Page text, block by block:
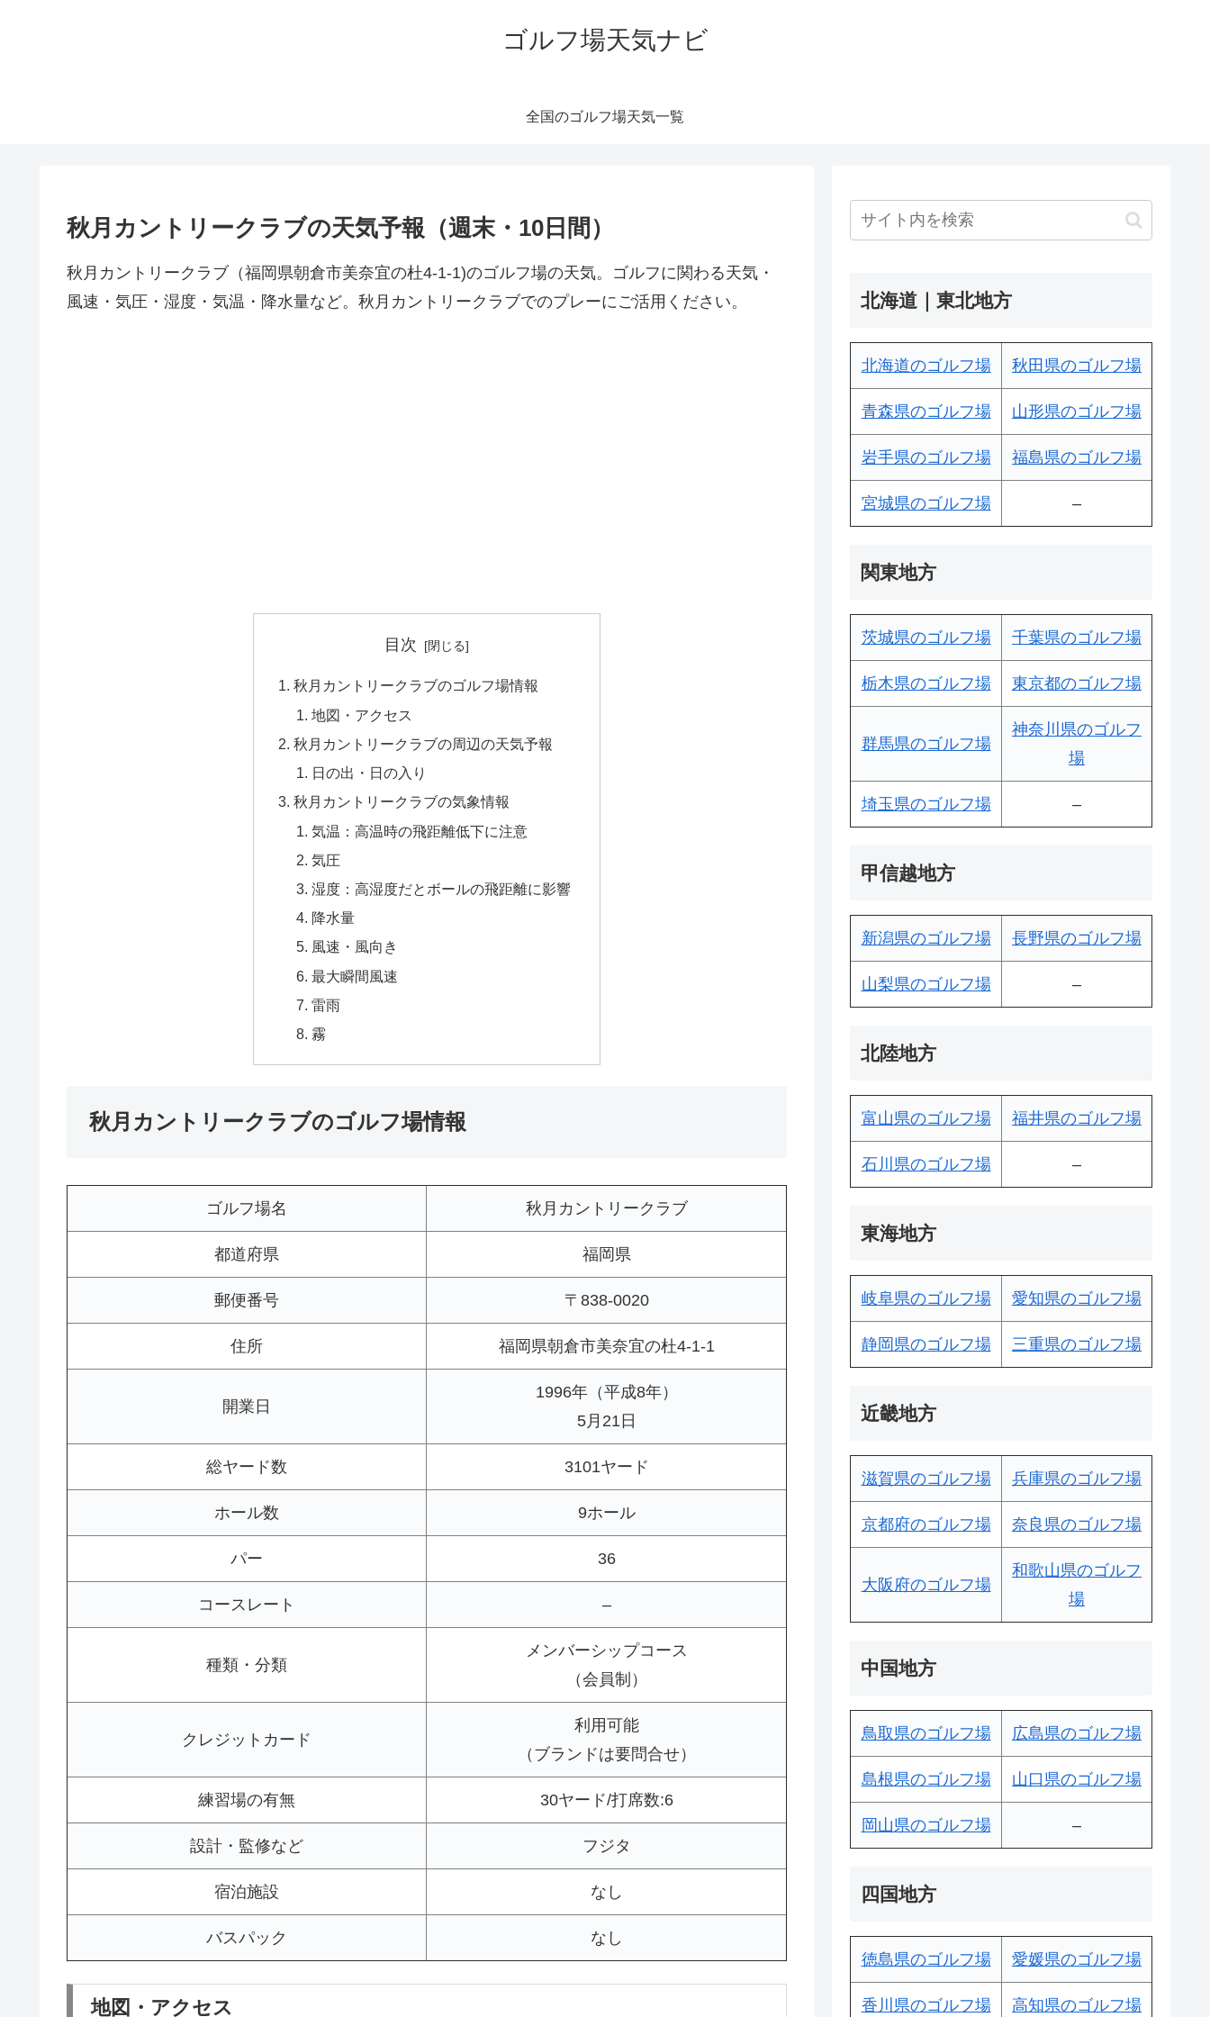
ゴルフ場天気ナビ
全国のゴルフ場天気一覧
秋月カントリークラブの天気予報（週末・10日間）
秋月カントリークラブ（福岡県朝倉市美奈宜の杜4-1-1)のゴルフ場の天気。ゴルフに関わる天気・
風速・気圧・湿度・気温・降水量など。秋月カントリークラブでのプレーにご活用ください。
目次
秋月カントリークラブのゴルフ場情報
地図・アクセス
秋月カントリークラブの周辺の天気予報
日の出・日の入り
秋月カントリークラブの気象情報
気温：高温時の飛距離低下に注意
気圧
湿度：高湿度だとボールの飛距離に影響
降水量
風速・風向き
最大瞬間風速
雷雨
霧
秋月カントリークラブのゴルフ場情報
ゴルフ場名 秋月カントリークラブ
都道府県 福岡県
郵便番号 〒838-0020
住所 福岡県朝倉市美奈宜の杜4-1-1
開業日
1996年（平成8年）
5月21日
総ヤード数 3101ヤード
ホール数 9ホール
パー 36
コースレート –
種類・分類
メンバーシップコース
（会員制）
クレジットカード
利用可能
（ブランドは要問合せ）
練習場の有無 30ヤード/打席数:6
設計・監修など フジタ
宿泊施設 なし
バスパック なし
地図・アクセス
北海道｜東北地方
北海道のゴルフ場 秋田県のゴルフ場
青森県のゴルフ場 山形県のゴルフ場
岩手県のゴルフ場 福島県のゴルフ場
宮城県のゴルフ場 –
関東地方
茨城県のゴルフ場 千葉県のゴルフ場
栃木県のゴルフ場 東京都のゴルフ場
群馬県のゴルフ場
神奈川県のゴルフ
場
埼玉県のゴルフ場 –
甲信越地方
新潟県のゴルフ場 長野県のゴルフ場
山梨県のゴルフ場 –
北陸地方
富山県のゴルフ場 福井県のゴルフ場
石川県のゴルフ場 –
東海地方
岐阜県のゴルフ場 愛知県のゴルフ場
静岡県のゴルフ場 三重県のゴルフ場
近畿地方
滋賀県のゴルフ場 兵庫県のゴルフ場
京都府のゴルフ場 奈良県のゴルフ場
大阪府のゴルフ場
和歌山県のゴルフ
場
中国地方
鳥取県のゴルフ場 広島県のゴルフ場
島根県のゴルフ場 山口県のゴルフ場
岡山県のゴルフ場 –
四国地方
徳島県のゴルフ場 愛媛県のゴルフ場
香川県のゴルフ場 高知県のゴルフ場